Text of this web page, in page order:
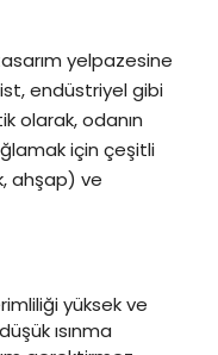
yelpazesine
endüstriyel gibi
olarak, odanın
için çeşitli
ahşap) ve
yüksek ve
ısınma